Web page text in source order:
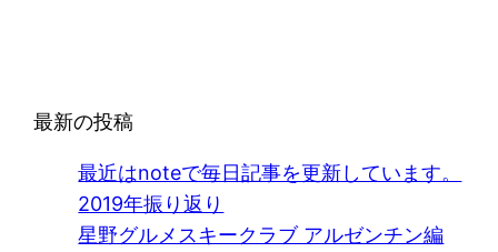
最新の投稿
最近はnoteで毎日記事を更新しています。
2019年振り返り
星野グルメスキークラブ アルゼンチン編